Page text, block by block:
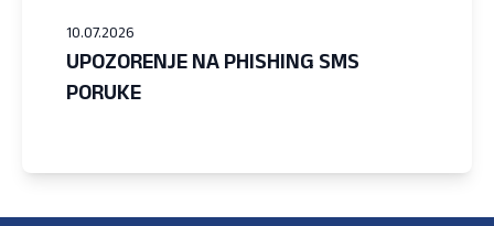
10.07.2026
UPOZORENJE NA PHISHING SMS
PORUKE